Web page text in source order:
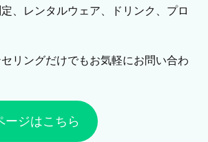
、レンタルウェア、ドリンク、プロ
リングだけでもお気軽にお問い合わ
ージはこちら